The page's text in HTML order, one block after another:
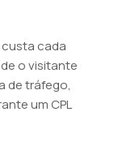
cada
o visitante
de tráfego,
um CPL